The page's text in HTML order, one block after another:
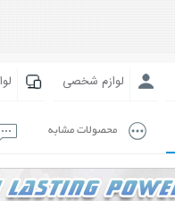
لوازم شخصی
محصولات مشابه